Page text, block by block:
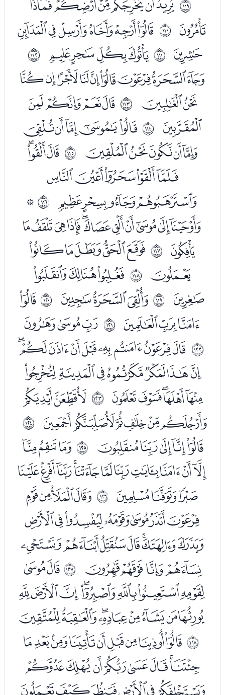
ﮐ ﱭ ﮒﮓﮔﮕﮖﮗ
ﮘ ﱮ ﮚﮛﮜﮝ ﱯ
ﮟﮠﮡﮢﮣﮤﮥﮦﮧ
ﮨﮩ ﱰ ﮫﮬﮭﮮ
ﮯ ﱱﮱﯓﯔﯕﯖ
ﯗﯘﯙﯚﯛ ﱲ ﯝﯞﯟ
ﯠﯡﯢﯣﯤ
ﯥﯦﯧﯨ ﱳﯪ
ﯫﯬﯭﯮﯯﯰﯱﯲﯳﯴﯵ
ﯶ ﱴ ﯸﯹﯺﯻﯼ
ﯽ ﱵ ﯿﰀﰁ
ﰂ ﱶﰄﰅﰆ ﱷﭑ
ﭒﭓﭔ ﱸ ﭖﭗﭘ
ﱹ ﭚﭛﭜﭝﭞﭟﭠﭡﭢ
ﭣﭤﭥﭦﭧﭨﭩ
ﭪﭫﭬﭭﭮ ﱺ ﭰﭱ
ﭲﭳﭴﭵﭶﭷ ﱻ
ﭹﭺﭻﭼﭽ ﱼ ﭿﮀﮁ
ﮂﮃﮄﮅﮆﮇﮈﮉﮊﮋﮌ
ﮍﮎﮏ ﱽ ﮑﮒﮓﮔ
ﮕﮖﮗﮘﮙﮚﮛ
ﮜﮝﮞﮟﮠﮡﮢ
ﮣﮤﮥﮦ ﱾﮨﮩ
ﮪﮫﮬﮭﮮﮯﮰﮱ
ﯓﯔﯕﯖﯗﯘﯙﯚ
ﱿ ﯜﯝﯞﯟﯠﯡﯢﯣﯤ
ﯥﯦﯧﯨﯩﯪﯫﯬ